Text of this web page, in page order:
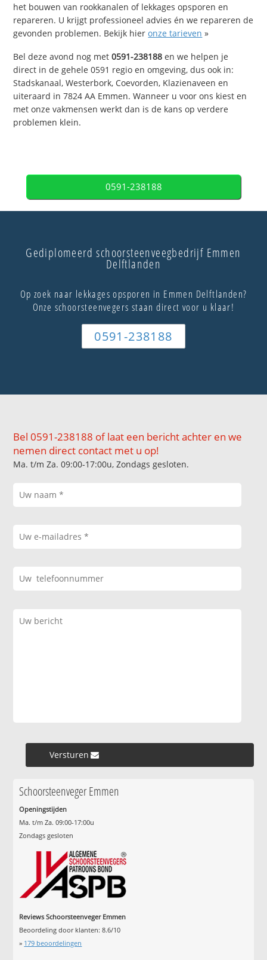
het bouwen van rookkanalen of lekkages opsporen en
repareren. U krijgt professioneel advies én we repareren de
gevonden problemen. Bekijk hieronze tarieven »
Bel deze avond nog met0591-238188 en we helpen je
direct in de gehele 0591 regio en omgeving, dus ook in:
Stadskanaal, Westerbork, Coevorden, Klazienaveen en
uiteraard in 7824 AA Emmen. Wanneer u voor ons kiest en
met onze vakmensen werkt dan is de kans op verdere
problemen klein.
0591-238188
Gediplomeerd schoorsteenveegbedrijf Emmen
Delftlanden
Op zoek naar lekkages opsporen in Emmen Delftlanden?
Onze schoorsteenvegers staan direct voor u klaar!
0591-238188
Bel 0591-238188 of laat een bericht achter en we
nemen direct contact met u op!
Ma. t/m Za. 09:00-17:00u, Zondags gesloten.
Versturen »
Schoorsteenveger Emmen
Openingstijden
Ma. t/m Za. 09:00-17:00u
Zondags gesloten
Reviews Schoorsteenveger Emmen
Beoordeling door klanten:8.6/10
» 179 beoordelingen